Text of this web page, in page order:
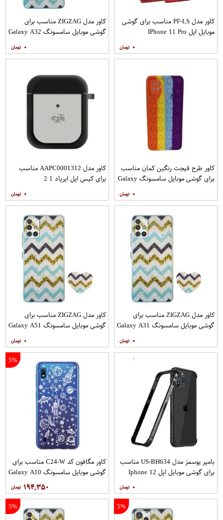
کاور مدل PF-LS مناسب برای گوشی
موبایل اپل IPhone 11 Pro
۰
کاور مدل ZIGZAG مناسب برای
گوشی موبایل سامسونگ Galaxy A32
۰
کاور طرح فیجت رنگین کمان مناسب
برای گوشی موبایل سامسونگ Galaxy
۰
کاور مدل AAPC0001312 مناسب
برای کیس اپل ایرپاد 1 2
۰
کاور مدل ZIGZAG مناسب برای
گوشی موبایل سامسونگ Galaxy A31
۰
کاور مدل ZIGZAG مناسب برای
گوشی موبایل سامسونگ Galaxy A51
۰
بامپر یوسمز مدل US-BH634 مناسب
برای گوشی موبایل اپل Iphone 12
۰
5%
کاور مگافون کد C24-W مناسب برای
گوشی موبایل سامسونگ Galaxy A10
۱۹۴,۳۵۰
5%
5%